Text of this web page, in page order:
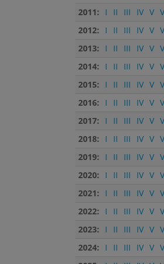
2011:
I II III IV V
2012:
I II III IV V
2013:
I II III IV V
2014:
I II III IV V
2015:
I II III IV V
2016:
I II III IV V
2017:
I II III IV V
2018:
I II III IV V
2019:
I II III IV V
2020:
I II III IV V
2021:
I II III IV V
2022:
I II III IV V
2023:
I II III IV V
2024:
I II III IV V